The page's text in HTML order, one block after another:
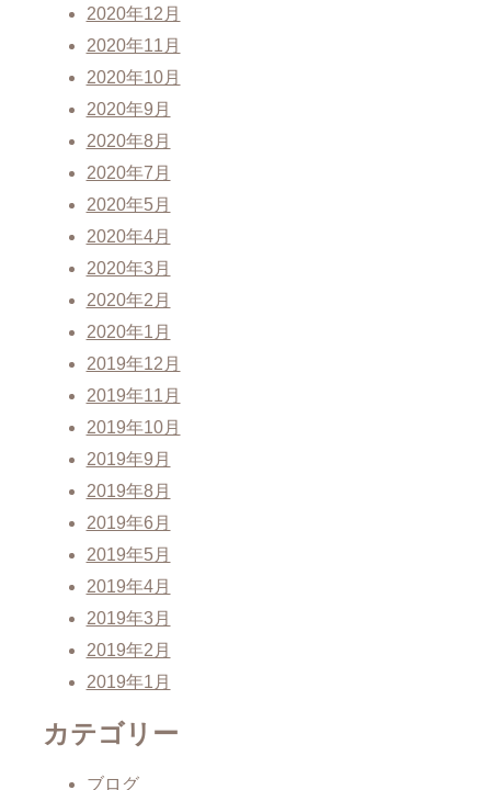
2020年12月
2020年11月
2020年10月
2020年9月
2020年8月
2020年7月
2020年5月
2020年4月
2020年3月
2020年2月
2020年1月
2019年12月
2019年11月
2019年10月
2019年9月
2019年8月
2019年6月
2019年5月
2019年4月
2019年3月
2019年2月
2019年1月
カテゴリー
ブログ